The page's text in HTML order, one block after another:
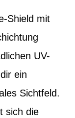
Shield mit
UV-
ein
Sichtfeld.
sich die